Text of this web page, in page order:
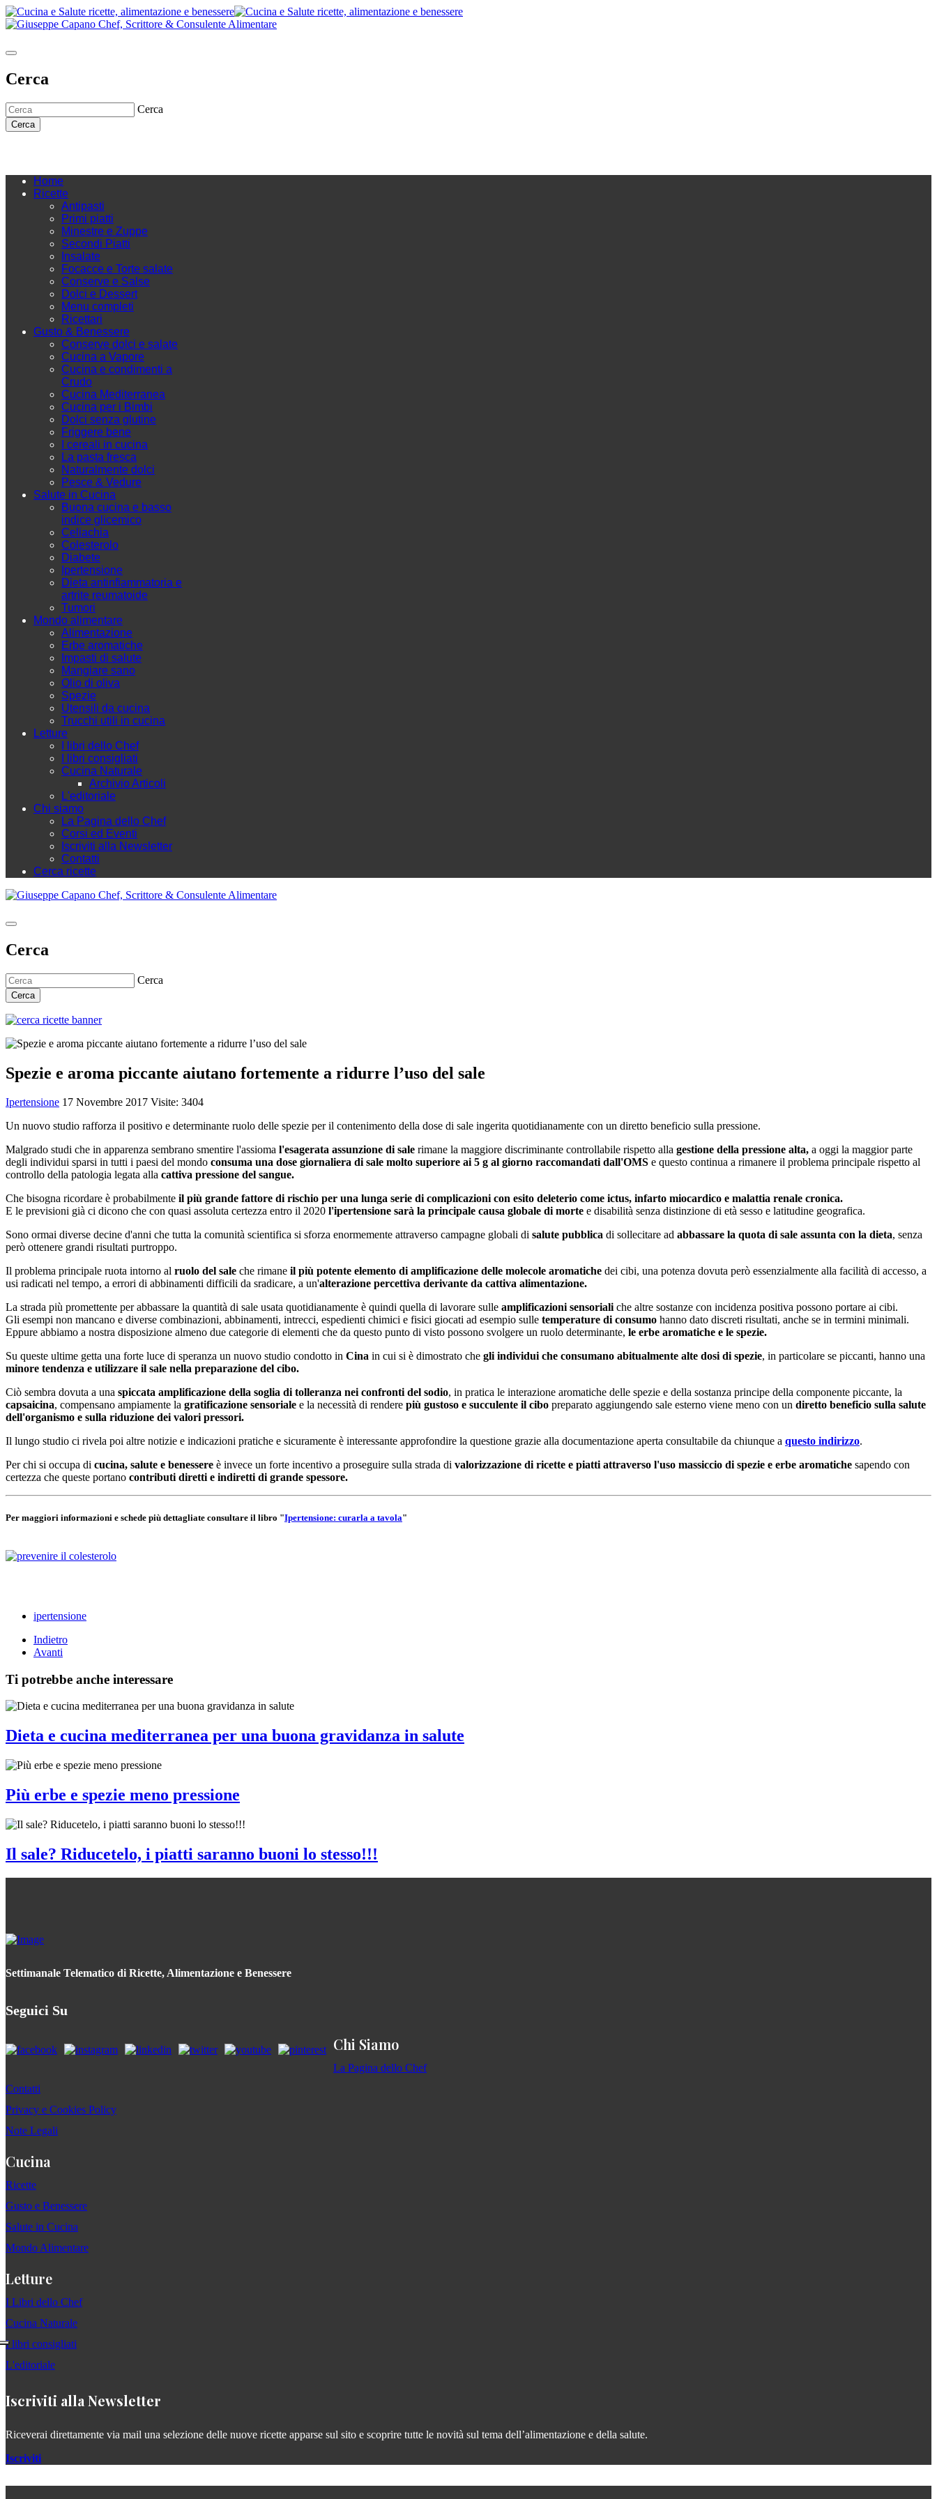
Cerca
Cerca
Cerca
Home
Ricette
Antipasti
Primi piatti
Minestre e Zuppe
Secondi Piatti
Insalate
Focacce e Torte salate
Conserve e Salse
Dolci e Dessert
Menu completi
Ricettari
Gusto & Benessere
Conserve dolci e salate
Cucina a Vapore
Cucina e condimenti a
Crudo
Cucina Mediterranea
Cucina per i Bimbi
Dolci senza glutine
Friggere bene
I cereali in cucina
La pasta fresca
Naturalmente dolci
Pesce & Vedure
Salute in Cucina
Buona cucina e basso
indice glicemico
Celiachia
Colesterolo
Diabete
Ipertensione
Dieta antinfiammatoria e
artrite reumatoide
Tumori
Mondo alimentare
Alimentazione
Erbe aromatiche
Impasti di salute
Mangiare sano
Olio di oliva
Spezie
Utensili da cucina
Trucchi utili in cucina
Letture
I libri dello Chef
I libri consigliati
Cucina Naturale
Archivio Articoli
L'editoriale
Chi siamo
La Pagina dello Chef
Corsi ed Eventi
Iscriviti alla Newsletter
Contatti
Cerca ricette
Cerca
Cerca
Cerca
Spezie e aroma piccante aiutano fortemente a ridurre l’uso del sale
Ipertensione 17 Novembre 2017 Visite: 3404
Un nuovo studio rafforza il positivo e determinante ruolo delle spezie per il contenimento della dose di sale ingerita quotidianamente con un diretto beneficio sulla pressione.
Malgrado studi che in apparenza sembrano smentire l'assioma l'esagerata assunzione di sale rimane la maggiore discriminante controllabile rispetto alla gestione della pressione alta, a oggi la maggior parte
degli individui sparsi in tutti i paesi del mondo consuma una dose giornaliera di sale molto superiore ai 5 g al giorno raccomandati dall'OMS e questo continua a rimanere il problema principale rispetto al
controllo della patologia legata alla cattiva pressione del sangue.
Che bisogna ricordare è probabilmente il più grande fattore di rischio per una lunga serie di complicazioni con esito deleterio come ictus, infarto miocardico e malattia renale cronica.
E le previsioni già ci dicono che con quasi assoluta certezza entro il 2020 l'ipertensione sarà la principale causa globale di morte e disabilità senza distinzione di età sesso e latitudine geografica.
Sono ormai diverse decine d'anni che tutta la comunità scientifica si sforza enormemente attraverso campagne globali di salute pubblica di sollecitare ad abbassare la quota di sale assunta con la dieta, senza
però ottenere grandi risultati purtroppo.
Il problema principale ruota intorno al ruolo del sale che rimane il più potente elemento di amplificazione delle molecole aromatiche dei cibi, una potenza dovuta però essenzialmente alla facilità di accesso, a
usi radicati nel tempo, a errori di abbinamenti difficili da sradicare, a un'alterazione percettiva derivante da cattiva alimentazione.
La strada più promettente per abbassare la quantità di sale usata quotidianamente è quindi quella di lavorare sulle amplificazioni sensorialiche altre sostanze con incidenza positiva possono portare ai cibi.
Gli esempi non mancano e diverse combinazioni, abbinamenti, intrecci, espedienti chimici e fisici giocati ad esempio sulle temperature di consumo hanno dato discreti risultati, anche se in termini minimali.
Eppure abbiamo a nostra disposizione almeno due categorie di elementi che da questo punto di visto possono svolgere un ruolo determinante, le erbe aromatiche e le spezie.
Su queste ultime getta una forte luce di speranza un nuovo studio condotto in Cina in cui si è dimostrato che gli individui che consumano abitualmente alte dosi di spezie, in particolare se piccanti, hanno una
minore tendenza e utilizzare il sale nella preparazione del cibo.
Ciò sembra dovuta a una spiccata amplificazione della soglia di tolleranza nei confronti del sodio, in pratica le interazione aromatiche delle spezie e della sostanza principe della componente piccante, la
capsaicina, compensano ampiamente la gratificazione sensoriale e la necessità di rendere più gustoso e succulente il cibo preparato aggiungendo sale esterno viene meno con un diretto beneficio sulla salute
dell'organismo e sulla riduzione dei valori pressori.
Il lungo studio ci rivela poi altre notizie e indicazioni pratiche e sicuramente è interessante approfondire la questione grazie alla documentazione aperta consultabile da chiunque a questo indirizzo.
Per chi si occupa di cucina, salute e benessere è invece un forte incentivo a proseguire sulla strada di valorizzazione di ricette e piatti attraverso l'uso massiccio di spezie e erbe aromatiche sapendo con
certezza che queste portano contributi diretti e indiretti di grande spessore.
Per maggiori informazioni e schede più dettagliate consultare il libro "Ipertensione: curarla a tavola"
ipertensione
Indietro
Avanti
Ti potrebbe anche interessare
Dieta e cucina mediterranea per una buona gravidanza in salute
Più erbe e spezie meno pressione
Il sale? Riducetelo, i piatti saranno buoni lo stesso!!!
Settimanale Telematico di Ricette, Alimentazione e Benessere
Seguici Su
Chi Siamo
La Pagina dello Chef
Contatti
Privacy e Cookies Policy
Note Legali
Cucina
Ricette
Gusto e Benessere
Salute in Cucina
Mondo Alimentare
Letture
I Libri dello Chef
Cucina Naturale
I libri consigliati
L'editoriale
Iscriviti alla Newsletter
Riceverai direttamente via mail una selezione delle nuove ricette apparse sul sito e scoprire tutte le novità sul tema dell’alimentazione e della salute.
Iscriviti